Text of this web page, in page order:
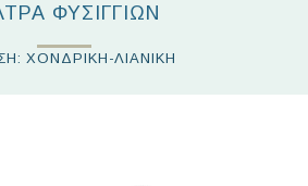
ΦΥΣΙΓΓΙΩΝ
ΧΟΝΔΡΙΚΗ-ΛΙΑΝΙΚΗ